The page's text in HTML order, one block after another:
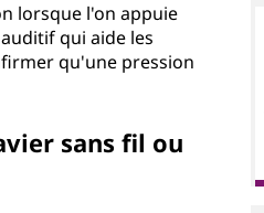
lorsque l'on appuie
qui aide les
qu'une pression
sans fil ou